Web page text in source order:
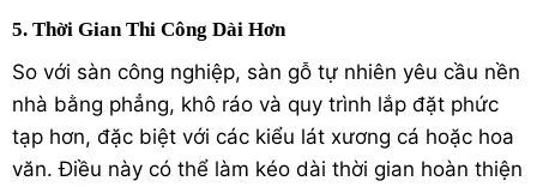
5. Thời Gian Thi Công Dài Hơn
So với sàn công nghiệp, sàn gỗ tự nhiên yêu cầu nền
nhà bằng phẳng, khô ráo và quy trình lắp đặt phức
tạp hơn, đặc biệt với các kiểu lát xương cá hoặc hoa
văn. Điều này có thể làm kéo dài thời gian hoàn thiện